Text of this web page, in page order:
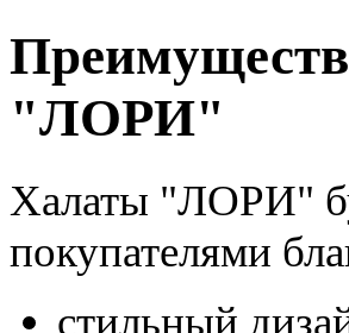
"ЛОРИ"
Халаты "ЛОРИ"
покупателями
стильный